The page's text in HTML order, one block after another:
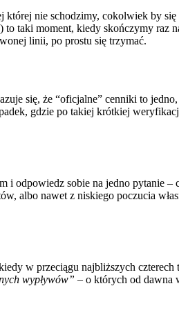
nie schodzimy, cokolwiek by się
taki moment, kiedy skończymy raz
linii, po prostu się trzymać.
się, że “oficjalne” cenniki to
gdzie po takiej krótkiej
i odpowiedz sobie na jedno pytanie
albo nawet z niskiego poczucia
w przeciągu najbliższych
wypływów” – o których od dawna